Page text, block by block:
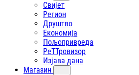
Свијет
Регион
Друштво
Економија
Пољопривреда
РеТТровизор
Изјава дана
Магазин